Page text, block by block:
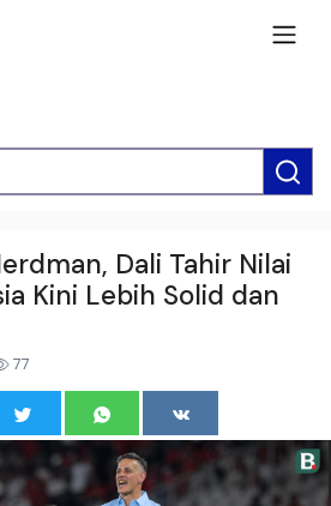
Dali Tahir Nilai
Kini Lebih Solid dan
77